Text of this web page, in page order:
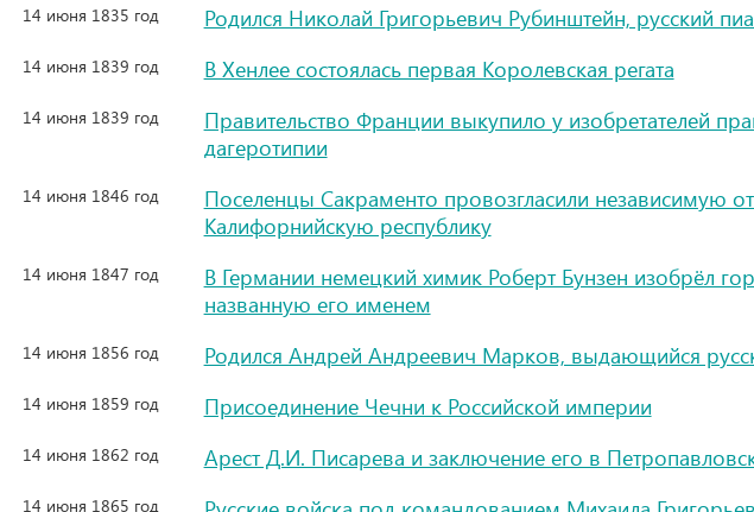
14 июня 1835 год Родился Николай Григорьевич Рубинштейн, русский
14 июня 1839 год В Хенлее состоялась первая Королевская регата
14 июня 1839 год
Правительство Франции выкупило у изобретателей
дагеротипии
14 июня 1846 год
Поселенцы Сакраменто провозгласили независимую
Калифорнийскую республику
14 июня 1847 год
В Германии немецкий химик Роберт Бунзен изобрёл
названную его именем
14 июня 1856 год Родился Андрей Андреевич Марков, выдающийся
14 июня 1859 год Присоединение Чечни к Российской империи
14 июня 1862 год Арест Д.И. Писарева и заключение его в
14 июня 1865 год